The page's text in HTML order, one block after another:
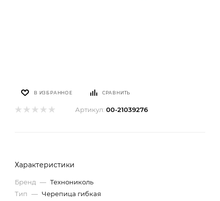
В ИЗБРАННОЕ СРАВНИТЬ
Артикул: 00-21039276
Характеристики
Бренд — Технониколь
Тип — Черепица гибкая